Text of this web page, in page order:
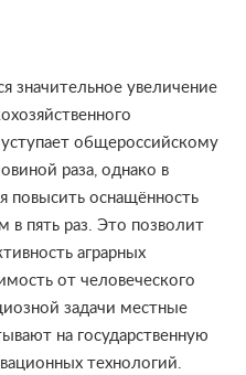
значительное увеличение
общероссийскому
раза, однако в
повысить оснащённость
в пять раз. Это позволит
аграрных
от человеческого
задачи местные
на государственную
технологий.